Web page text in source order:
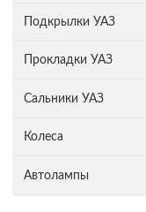
Подкрылки УАЗ
Прокладки УАЗ
Сальники УАЗ
Колеса
Автолампы